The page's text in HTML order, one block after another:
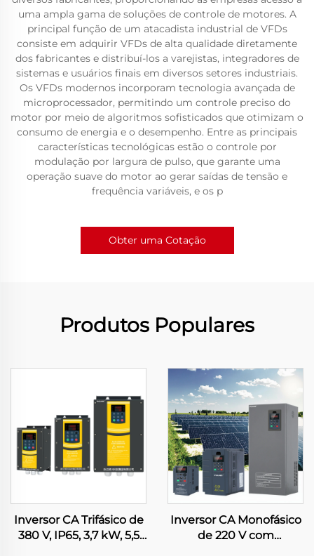
uma ampla gama de soluções de controle de motores. A
principal função de um atacadista industrial de VFDs
consiste em adquirir VFDs de alta qualidade diretamente
dos fabricantes e distribuí-los a varejistas, integradores de
sistemas e usuários finais em diversos setores industriais.
Os VFDs modernos incorporam tecnologia avançada de
microprocessador, permitindo um controle preciso do
motor por meio de algoritmos sofisticados que otimizam o
consumo de energia e o desempenho. Entre as principais
características tecnológicas estão o controle por
modulação por largura de pulso, que garante uma
operação suave do motor ao gerar saídas de tensão e
frequência variáveis, e os p
Obter uma Cotação
Produtos Populares
Inversor CA Trifásico de
380 V, IP65, 3,7 kW, 5,5
Inversor CA Monofásico
de 220 V com